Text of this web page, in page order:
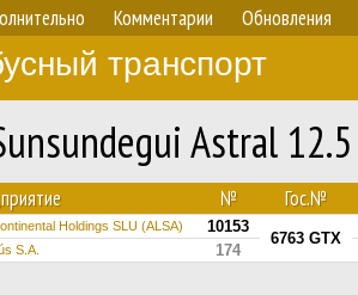
Комментарии Обновления
транспорт
Astral
№ Гос.№
Holdings SLU (ALSA) 10153
6763 GTX
S.A. 174